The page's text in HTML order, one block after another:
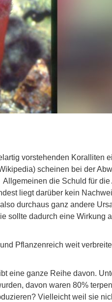
vorstehenden Koralliten
scheinen bei der
die Schuld für
liegt darüber kein
durchaus ganz andere
sollte dadurch eine Wirkung
Pflanzenreich weit
eine ganze Reihe davon.
davon waren 80%
Vielleicht weil sie